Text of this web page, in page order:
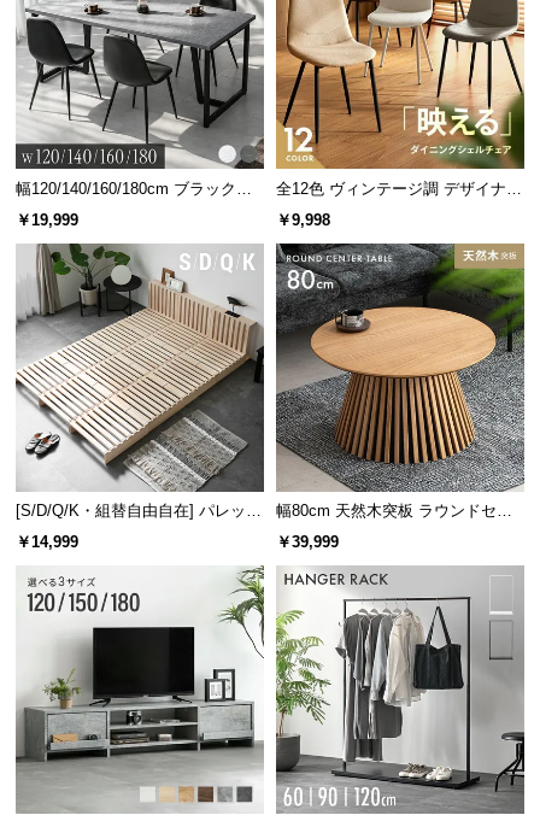
幅120/140/160/180cm ブラックフ
レーム ダイニング 大理石調 4人掛
￥19,999
全12色 ヴィンテージ調 デザイナー
ズシェルチェア
￥9,998
[S/D/Q/K・組替自由自在] パレット
ベッド 8/12/16枚セット
￥14,999
幅80cm 天然木突板 ラウンドセン
ターテーブル 美しい格子デザイン
￥39,999